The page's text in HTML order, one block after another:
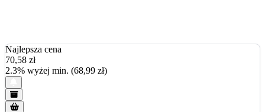
Najlepsza cena
70,58 zł
2.3% wyżej min. (68,99 zł)